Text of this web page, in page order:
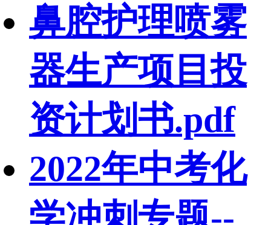
鼻腔护理喷雾
器生产项目投
资计划书.pdf
2022年中考化